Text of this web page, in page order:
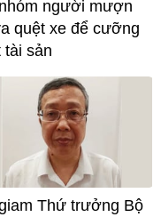
người mượn
quệt xe để cưỡng
tài sản
Thứ trưởng Bộ